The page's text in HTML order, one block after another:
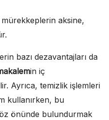
mürekkeplerin aksine,
bazı dezavantajları da
in iç
Ayrıca, temizlik işlemleri
kullanırken, bu
önünde bulundurmak